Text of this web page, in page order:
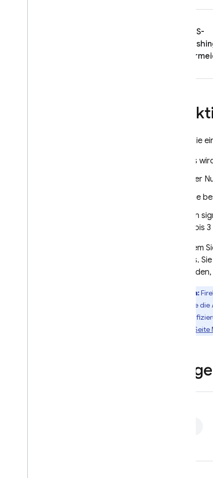
SMS-
Wenn Sie
Es
Der
Die
Ein
1 bis
Nachdem
Nutzers.
Beta:
Wenn Sie